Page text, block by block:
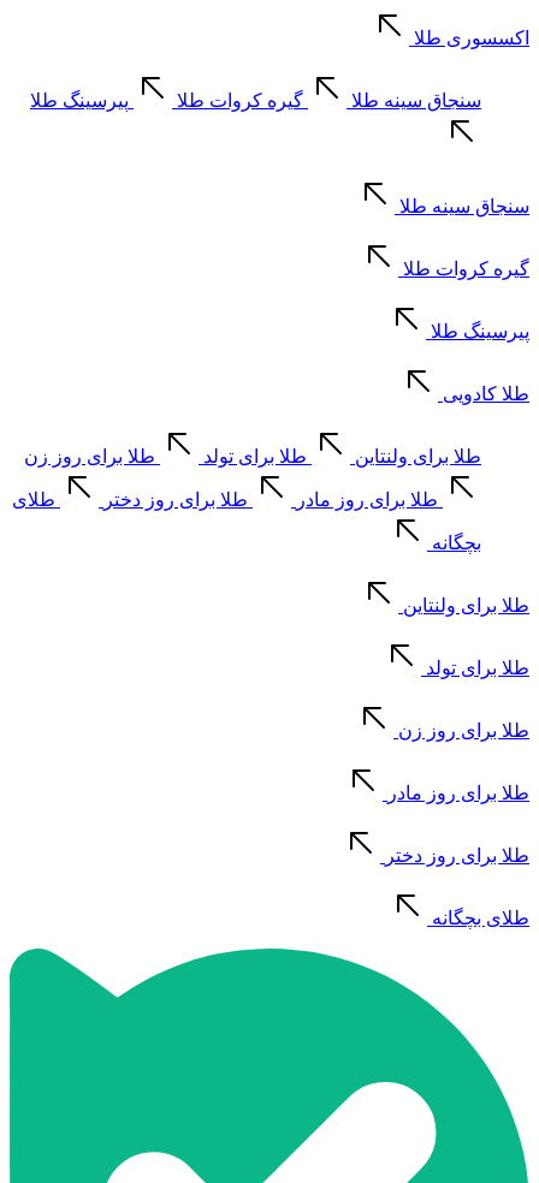
اکسسوری طلا
سنجاق سینه طلا گیره کروات طلا پیرسینگ طلا
سنجاق سینه طلا
گیره کروات طلا
پیرسینگ طلا
طلا کادویی
طلا برای ولنتاین طلا برای تولد طلا برای روز زن
طلا برای روز مادر طلا برای روز دختر طلای
بچگانه
طلا برای ولنتاین
طلا برای تولد
طلا برای روز زن
طلا برای روز مادر
طلا برای روز دختر
طلای بچگانه